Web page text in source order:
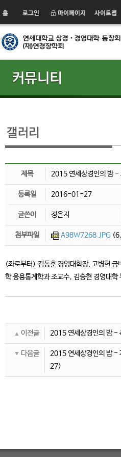
제목 2015 연세상경인의 밤 -
등록일 2016-01-27
글쓴이 정은지
첨부파일 A98W7268.JPG
(좌로부터) 김동훈 경영대학장, 고병헌
학 응용통계학과 조교수, 김승현 경영대
이전글 2015 연세상경인의 밤 -
다음글 2015 연세상경인의 밤 -
27)